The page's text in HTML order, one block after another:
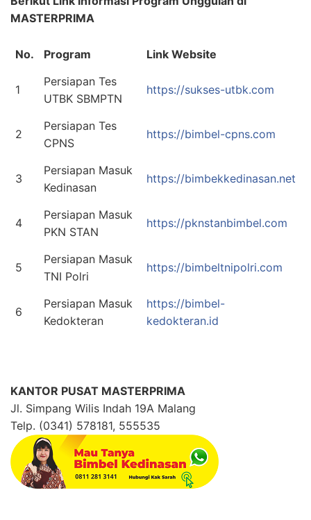
MASTERPRIMA
No. Program Link Website
1
Persiapan Tes
UTBK SBMPTN
https://sukses-utbk.com
2
Persiapan Tes
CPNS
https://bimbel-cpns.com
3
Persiapan Masuk
Kedinasan
https://bimbekkedinasan.net
4
Persiapan Masuk
PKN STAN
https://pknstanbimbel.com
5
Persiapan Masuk
TNI Polri
https://bimbeltnipolri.com
6
Persiapan Masuk
Kedokteran
https://bimbel-
kedokteran.id
KANTOR PUSAT MASTERPRIMA
Jl. Simpang Wilis Indah 19A Malang
Telp. (0341) 578181, 555535